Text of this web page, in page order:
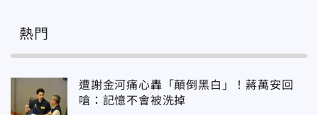
熱門
遭謝金河痛心轟「顛倒黑白」！蔣萬安回
嗆：記憶不會被洗掉